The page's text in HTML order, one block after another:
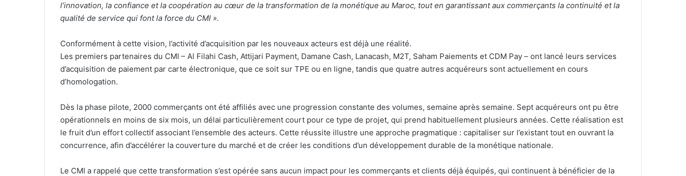
l’innovation, la confiance et la coopération au cœur de la transformation de la monétique au Maroc, tout en garantissant aux commerçants la continuité et la
qualité de service qui font la force du CMI ».
Conformément à cette vision, l’activité d’acquisition par les nouveaux acteurs est déjà une réalité.
Les premiers partenaires du CMI – Al Filahi Cash, Attijari Payment, Damane Cash, Lanacash, M2T, Saham Paiements et CDM Pay – ont lancé leurs services
d’acquisition de paiement par carte électronique, que ce soit sur TPE ou en ligne, tandis que quatre autres acquéreurs sont actuellement en cours
d’homologation.
Dès la phase pilote, 2000 commerçants ont été affiliés avec une progression constante des volumes, semaine après semaine. Sept acquéreurs ont pu être
opérationnels en moins de six mois, un délai particulièrement court pour ce type de projet, qui prend habituellement plusieurs années. Cette réalisation est
le fruit d’un effort collectif associant l’ensemble des acteurs. Cette réussite illustre une approche pragmatique : capitaliser sur l’existant tout en ouvrant la
concurrence, afin d’accélérer la couverture du marché et de créer les conditions d’un développement durable de la monétique nationale.
Le CMI a rappelé que cette transformation s’est opérée sans aucun impact pour les commerçants et clients déjà équipés, qui continuent à bénéficier de la